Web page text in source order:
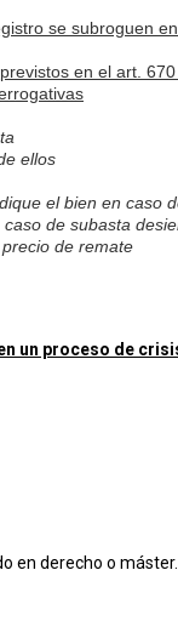
se subroguen
en el art.
ellos
el bien en
de subasta
de remate
un proceso de
en derecho o máster.